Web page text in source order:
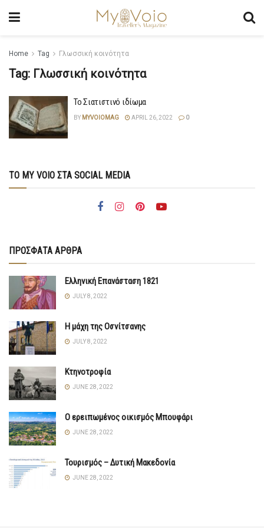
Home Tag Γλωσσική κοινότητα
Tag: Γλωσσική κοινότητα
Το Σιατιστινό ιδίωμα
BY MYVOIOMAG APRIL 26, 2022 0
ΤΟ MY VOIO ΣΤΑ SOCIAL MEDIA
ΠΡΟΣΦΑΤΑ ΑΡΘΡΑ
Ελληνική Επανάσταση 1821
JULY 8, 2022
Η μάχη της Οσνίτσανης
JULY 8, 2022
Κτηνοτροφία
JUNE 28, 2022
Ο ερειπωμένος οικισμός Μπουφάρι
JUNE 28, 2022
Τουρισμός – Δυτική Μακεδονία
JUNE 28, 2022